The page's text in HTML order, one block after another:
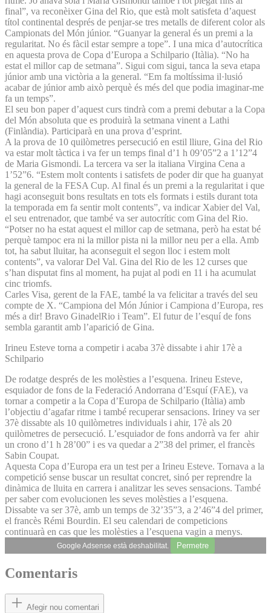
final”, va reconèixer Gina del Rio, que està molt satisfeta d’aquest
títol continental després de penjar-se tres metalls de diferent color als
Campionats del Món júnior. “Guanyar la general és un premi a la
regularitat. No és fàcil estar sempre a tope”. I una mica d’autocrítica
en aquesta prova de Copa d’Europa a Schilpario (Itàlia). “No ha
estat el millor cap de setmana”. Sigui com sigui, tanca la seva etapa
júnior amb una victòria a la general. “Em fa moltíssima il·lusió
acabar de júnior amb això perquè és més del que podia imaginar-me
fa un temps”.
El seu bon paper d’aquest curs tindrà com a premi debutar a la Copa
del Món absoluta que es produirà la setmana vinent a Lathi
(Finlàndia). Participarà en una prova d’esprint.
A la prova de 10 quilòmetres persecució en estil lliure, Gina del Rio
va estar molt tàctica i va fer un temps final d’1 h 09’05”2 a 1’12”4
de Maria Gismondi. La tercera va ser la italiana Virgina Cena a
1’52”6. “Estem molt contents i satisfets de poder dir que ha guanyat
la general de la FESA Cup. Al final és un premi a la regularitat i que
hagi aconseguit bons resultats en tots els formats i estils durant tota
la temporada em fa sentir molt contents”, va indicar Xabier del Val,
el seu entrenador, que també va ser autocrític com Gina del Rio.
“Potser no ha estat aquest el millor cap de setmana, però ha estat bé
perquè tampoc era ni la millor pista ni la millor neu per a ella. Amb
tot, ha sabut lluitar, ha aconseguit el segon lloc i estem molt
contents”, va valorar Del Val. Gina del Rio de les 12 curses que
s’han disputat fins al moment, ha pujat al podi en 11 i ha acumulat
cinc triomfs.
Carles Visa, gerent de la FAE, també la va felicitar a través del seu
compte de X. “Campiona del Món Júnior i Campiona d’Europa, res
més a dir! Bravo GinadelRio i Team”. El futur de l’esquí de fons
sembla garantit amb l’aparició de Gina.
Irineu Esteve torna a competir i acaba 37è dissabte i ahir 17è a
Schilpario
De rodatge després de les molèsties a l’esquena. Irineu Esteve,
esquiador de fons de la Federació Andorrana d’Esquí (FAE), va
tornar a competir a la Copa d’Europa de Schilpario (Itàlia) amb
l’objectiu d’agafar ritme i també recuperar sensacions. Iriney va ser
37è dissabte als 10 quilòmetres individuals i ahir, 17è als 20
quilòmetres de persecució. L’esquiador de fons andorrà va fer ahir
un crono d’1 h 28’00” i es va quedar a 2”38 del primer, el francès
Sabin Coupat.
Aquesta Copa d’Europa era un test per a Irineu Esteve. Tornava a la
competició sense buscar un resultat concret, sinó per reprendre la
dinàmica de lluita en carrera i analitzar les seves sensacions. També
per saber com evolucionen les seves molèsties a l’esquena.
Dissabte va ser 37è, amb un temps de 32’35”3, a 2’46”4 del primer,
el francès Rémi Bourdin. El seu calendari de competicions
continuarà en cas que les molèsties a l’esquena vagin a menys.
Google Adsense està deshabilitat. Permetre
Comentaris
Afegir nou comentari